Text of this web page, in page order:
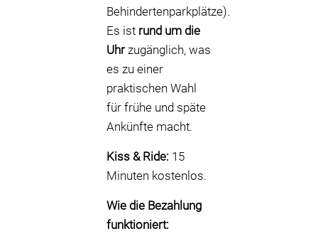
Behindertenparkplätze).
Es ist rund um die
Uhrzugänglich, was
es zu einer
praktischen Wahl
für frühe und späte
Ankünfte macht.
Kiss & Ride: 15
Minuten kostenlos.
Wie die Bezahlung
funktioniert: